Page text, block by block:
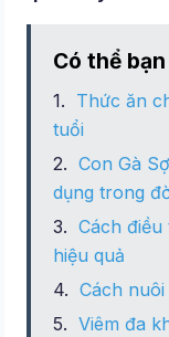
Có thể
Thức ăn
tuổi
Con Gà
dụng trong
Cách
hiệu quả
Cách
Viêm đa